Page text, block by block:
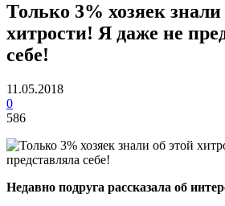
Только 3% хозяек знали
хитрости! Я даже не
себе!
11.05.2018
0
586
Недавно подруга рассказала об